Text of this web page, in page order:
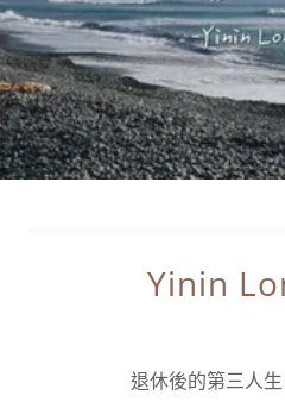
Yinin
退休後的第三人生